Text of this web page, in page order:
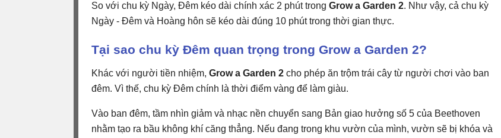
So với chu kỳ Ngày, Đêm kéo dài chính xác 2 phút trong Grow a Garden 2. Như vậy, cả chu kỳ
Ngày - Đêm và Hoàng hôn sẽ kéo dài đúng 10 phút trong thời gian thực.
Tại sao chu kỳ Đêm quan trọng trong Grow a Garden 2?
Khác với người tiền nhiệm, Grow a Garden 2 cho phép ăn trộm trái cây từ người chơi vào ban
đêm. Vì thế, chu kỳ Đêm chính là thời điểm vàng để làm giàu.
Vào ban đêm, tầm nhìn giảm và nhạc nền chuyển sang Bản giao hưởng số 5 của Beethoven
nhằm tạo ra bầu không khí căng thẳng. Nếu đang trong khu vườn của mình, vườn sẽ bị khóa và